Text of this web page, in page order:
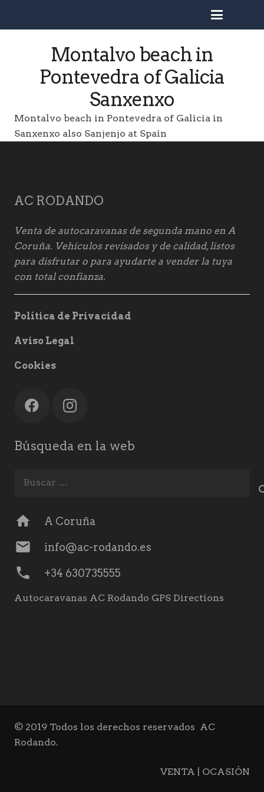
Montalvo beach in
Pontevedra of Galicia
Sanxenxo
Montalvo beach in Pontevedra of Galicia in
Sanxenxo also Sanjenjo at Spain
AC RODANDO
Venta de autocaravanas de segunda mano en A
Coruña. Vehículos revisados y de calidad, listos
para disfrutar o para ayudarte a vender la tuya
con total confianza.
Política de Privacidad
Aviso Legal
Cookies
Búsqueda en la web
home A Coruña
mail info@ac-rodando.es
phone +34 630735555
Autocaravanas AC Rodando GPS Directions
© 2019 Todos los derechos reservados AC
Rodando.
VENTA | OCASIÓN